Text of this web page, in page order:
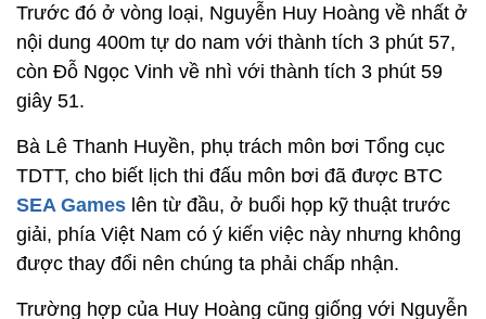
Trước đó ở vòng loại, Nguyễn Huy Hoàng về nhất ở
nội dung 400m tự do nam với thành tích 3 phút 57,
còn Đỗ Ngọc Vinh về nhì với thành tích 3 phút 59
giây 51.
Bà Lê Thanh Huyền, phụ trách môn bơi Tổng cục
TDTT, cho biết lịch thi đấu môn bơi đã được BTC
SEA Games lên từ đầu, ở buổi họp kỹ thuật trước
giải, phía Việt Nam có ý kiến việc này nhưng không
được thay đổi nên chúng ta phải chấp nhận.
Trường hợp của Huy Hoàng cũng giống với Nguyễn